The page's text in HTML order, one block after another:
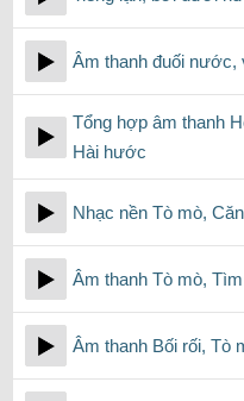
Âm thanh đuối
Tổng hợp âm thanh
Hài hước
Nhạc nền Tò mò,
Âm thanh Tò mò,
Âm thanh Bối rối, Tò